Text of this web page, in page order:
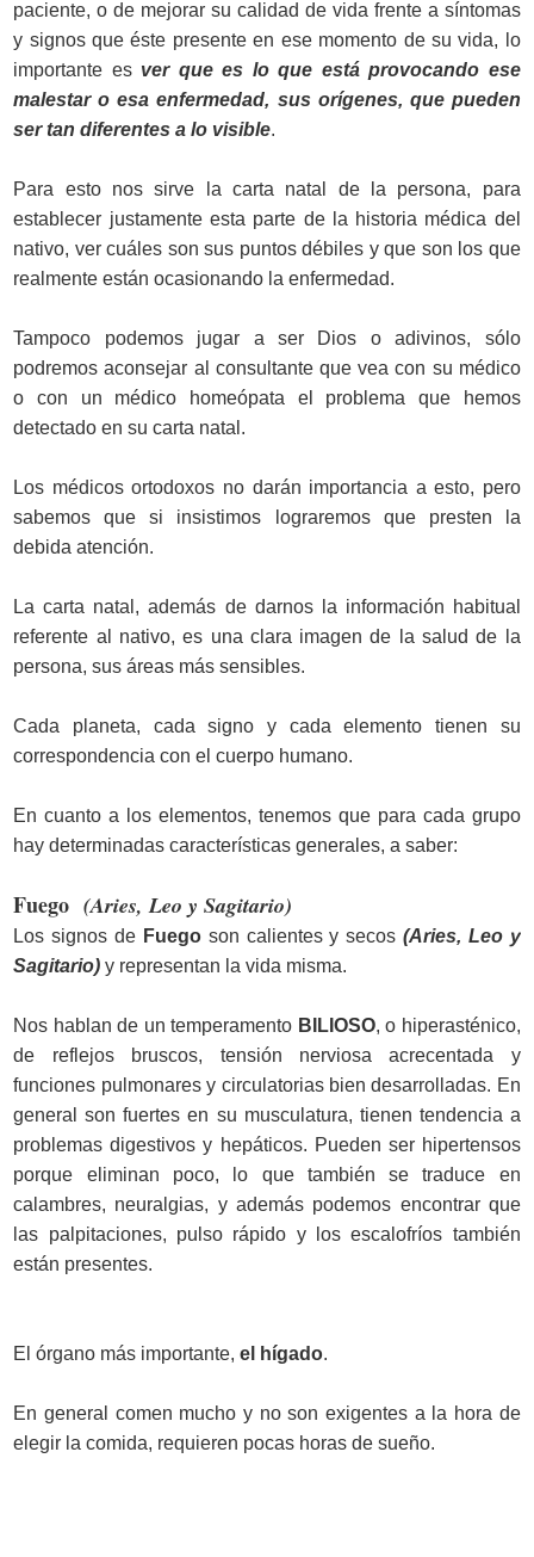
paciente, o de mejorar su calidad de vida frente a síntomas
y signos que éste presente en ese momento de su vida, lo
importante es ver que es lo que está provocando ese
malestar o esa enfermedad, sus orígenes, que pueden
ser tan diferentes a lo visible.
Para esto nos sirve la carta natal de la persona, para
establecer justamente esta parte de la historia médica del
nativo, ver cuáles son sus puntos débiles y que son los que
realmente están ocasionando la enfermedad.
Tampoco podemos jugar a ser Dios o adivinos, sólo
podremos aconsejar al consultante que vea con su médico
o con un médico homeópata el problema que hemos
detectado en su carta natal.
Los médicos ortodoxos no darán importancia a esto, pero
sabemos que si insistimos lograremos que presten la
debida atención.
La carta natal, además de darnos la información habitual
referente al nativo, es una clara imagen de la salud de la
persona, sus áreas más sensibles.
Cada planeta, cada signo y cada elemento tienen su
correspondencia con el cuerpo humano.
En cuanto a los elementos, tenemos que para cada grupo
hay determinadas características generales, a saber:
Fuego(Aries, Leo y Sagitario)
Los signos de Fuegoson calientes y secos(Aries, Leo y
Sagitario) y representan la vida misma.
Nos hablan de un temperamento BILIOSO, o hiperasténico,
de reflejos bruscos, tensión nerviosa acrecentada y
funciones pulmonares y circulatorias bien desarrolladas. En
general son fuertes en su musculatura, tienen tendencia a
problemas digestivos y hepáticos. Pueden ser hipertensos
porque eliminan poco, lo que también se traduce en
calambres, neuralgias, y además podemos encontrar que
las palpitaciones, pulso rápido y los escalofríos también
están presentes.
El órgano más importante,el hígado.
En general comen mucho y no son exigentes a la hora de
elegir la comida, requieren pocas horas de sueño.